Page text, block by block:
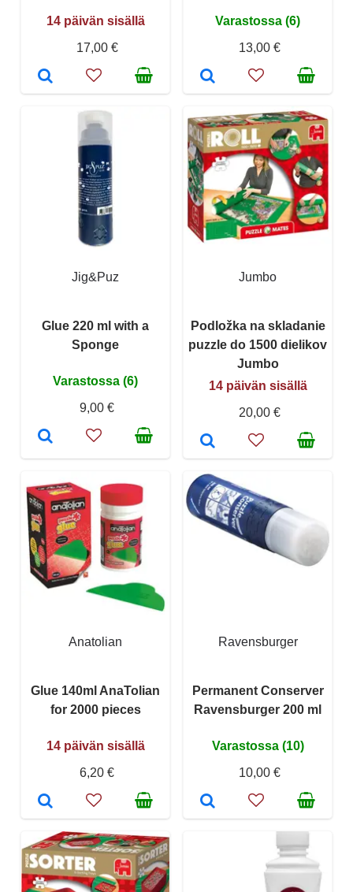
14 päivän sisällä
17,00 €
Varastossa (6)
13,00 €
Jig&Puz
Glue 220 ml with a
Sponge
Varastossa (6)
9,00 €
Jumbo
Podložka na skladanie
puzzle do 1500 dielikov
Jumbo
14 päivän sisällä
20,00 €
Anatolian
Glue 140ml AnaTolian
for 2000 pieces
14 päivän sisällä
6,20 €
Ravensburger
Permanent Conserver
Ravensburger 200 ml
Varastossa (10)
10,00 €